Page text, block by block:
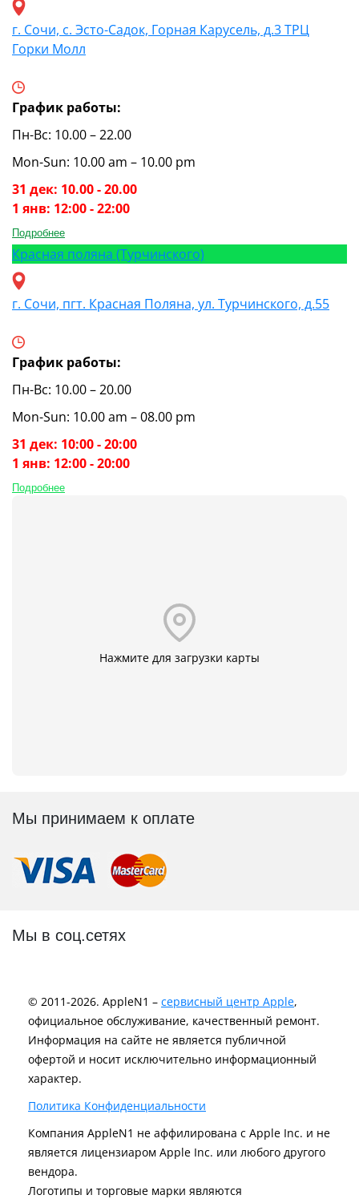
г. Сочи, с. Эсто-Садок, Горная Карусель, д.3 ТРЦ
Горки Молл
График работы:
Пн-Вс: 10.00 – 22.00
Mon-Sun: 10.00 am – 10.00 pm
31 дек: 10.00 - 20.00
1 янв: 12:00 - 22:00
Подробнее
Красная поляна (Турчинского)
г. Сочи, пгт. Красная Поляна, ул. Турчинского, д.55
График работы:
Пн-Вс: 10.00 – 20.00
Mon-Sun: 10.00 am – 08.00 pm
31 дек: 10:00 - 20:00
1 янв: 12:00 - 20:00
Подробнее
Нажмите для загрузки карты
Мы принимаем к оплате
Мы в соц.сетях
© 2011-2026. AppleN1 – сервисный центр Apple,
официальное обслуживание, качественный ремонт.
Информация на сайте не является публичной
офертой и носит исключительно информационный
характер.
Политика Конфиденциальности
Компания AppleN1 не аффилирована c Apple Inc. и не
является лицензиаром Apple Inc. или любого другого
вендора.
Логотипы и торговые марки являются